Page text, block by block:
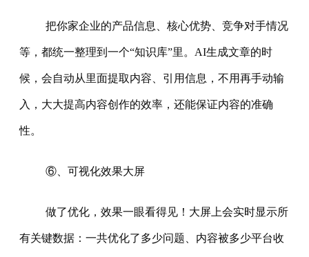
把你家企业的产品信息、核心优势、竞争对手情况
等，都统一整理到一个“知识库”里。AI生成文章的时
候，会自动从里面提取内容、引用信息，不用再手动输
入，大大提高内容创作的效率，还能保证内容的准确
性。
⑥、可视化效果大屏
做了优化，效果一眼看得见！大屏上会实时显示所
有关键数据：一共优化了多少问题、内容被多少平台收